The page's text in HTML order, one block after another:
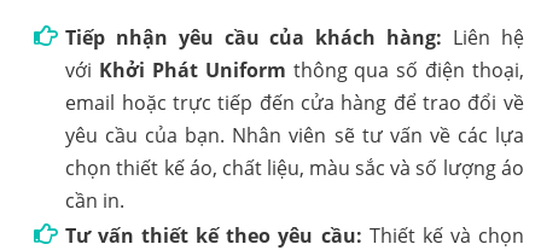
Tiếp nhận yêu cầu của khách hàng: Liên hệ
với Khởi Phát Uniform thông qua số điện thoại,
email hoặc trực tiếp đến cửa hàng để trao đổi về
yêu cầu của bạn. Nhân viên sẽ tư vấn về các lựa
chọn thiết kế áo, chất liệu, màu sắc và số lượng áo
cần in.
Tư vấn thiết kế theo yêu cầu: Thiết kế và chọn